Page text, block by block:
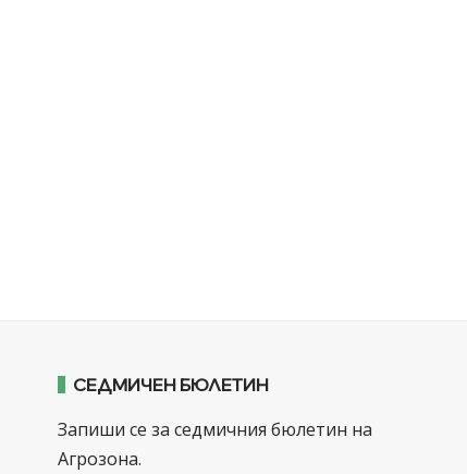
СЕДМИЧЕН БЮЛЕТИН
Запиши се за седмичния бюлетин на
Агрозона.